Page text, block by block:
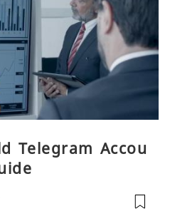
Telegram Accou